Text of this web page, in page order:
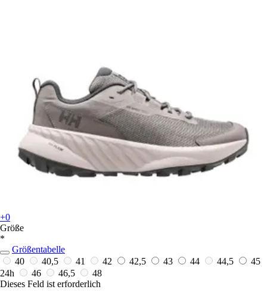
+0
Größe
*
Größentabelle
40
40,5 41 42 42,5 43 44 44,5
45
24h
46 46,5
48
Dieses Feld ist erforderlich